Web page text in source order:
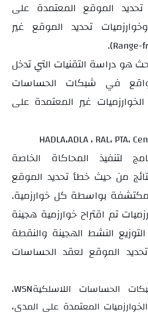
الموقع المعتمدة على
وخوارزميات تحديد الموقع غير
(Range-
.
هو دراسة التقنيات التي تدخل
في شبكات الحساسات
غير المعتمدة على
،PTA ،RAL ،ADLA،HADLA
لتنفيذ المحاكاة الخاصة
من حيث خطأ تحديد الموقع
بواسطة كل خوارزمية.
تم اقتراح خوارزمية هجينة
النشط الهجينة والنقطة
الموقع لعقد الحساسات
WSN،
المعتمدة على المدى،